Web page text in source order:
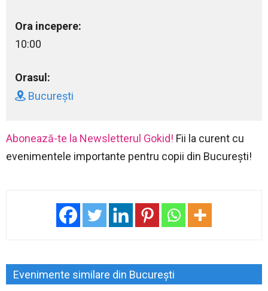
Ora incepere:
10:00
Orasul:
București
Abonează-te la Newsletterul Gokid! Fii la curent cu
evenimentele importante pentru copii din București!
Evenimente similare din București